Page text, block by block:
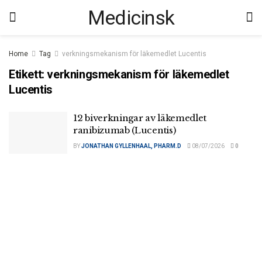
Medicinsk
Home Tag verkningsmekanism för läkemedlet Lucentis
Etikett:verkningsmekanism för läkemedlet
Lucentis
12 biverkningar av läkemedlet
ranibizumab (Lucentis)
BYJONATHAN GYLLENHAAL, PHARM.D 08/07/2026 0